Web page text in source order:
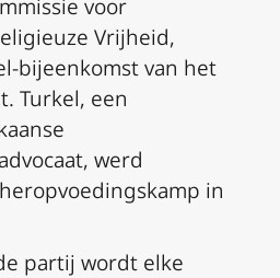
voor
Vrijheid,
bijeenkomst van het
Turkel, een
werd
in
partij wordt elke